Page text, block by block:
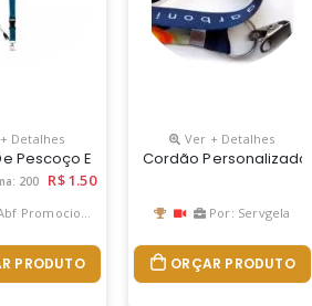
Digital, Sem Limite De Cores.
Detalhes
Pescoço Em Poliéster, Com Mosquetão
200 R$ 1.50
Promocional
PRODUTO
Ver + Detalhes
Cordão Personalizado
Por: Servgela
ORÇAR PRODUTO